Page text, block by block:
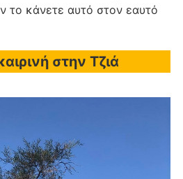
το κάνετε αυτό στον εαυτό
στην Τζιά